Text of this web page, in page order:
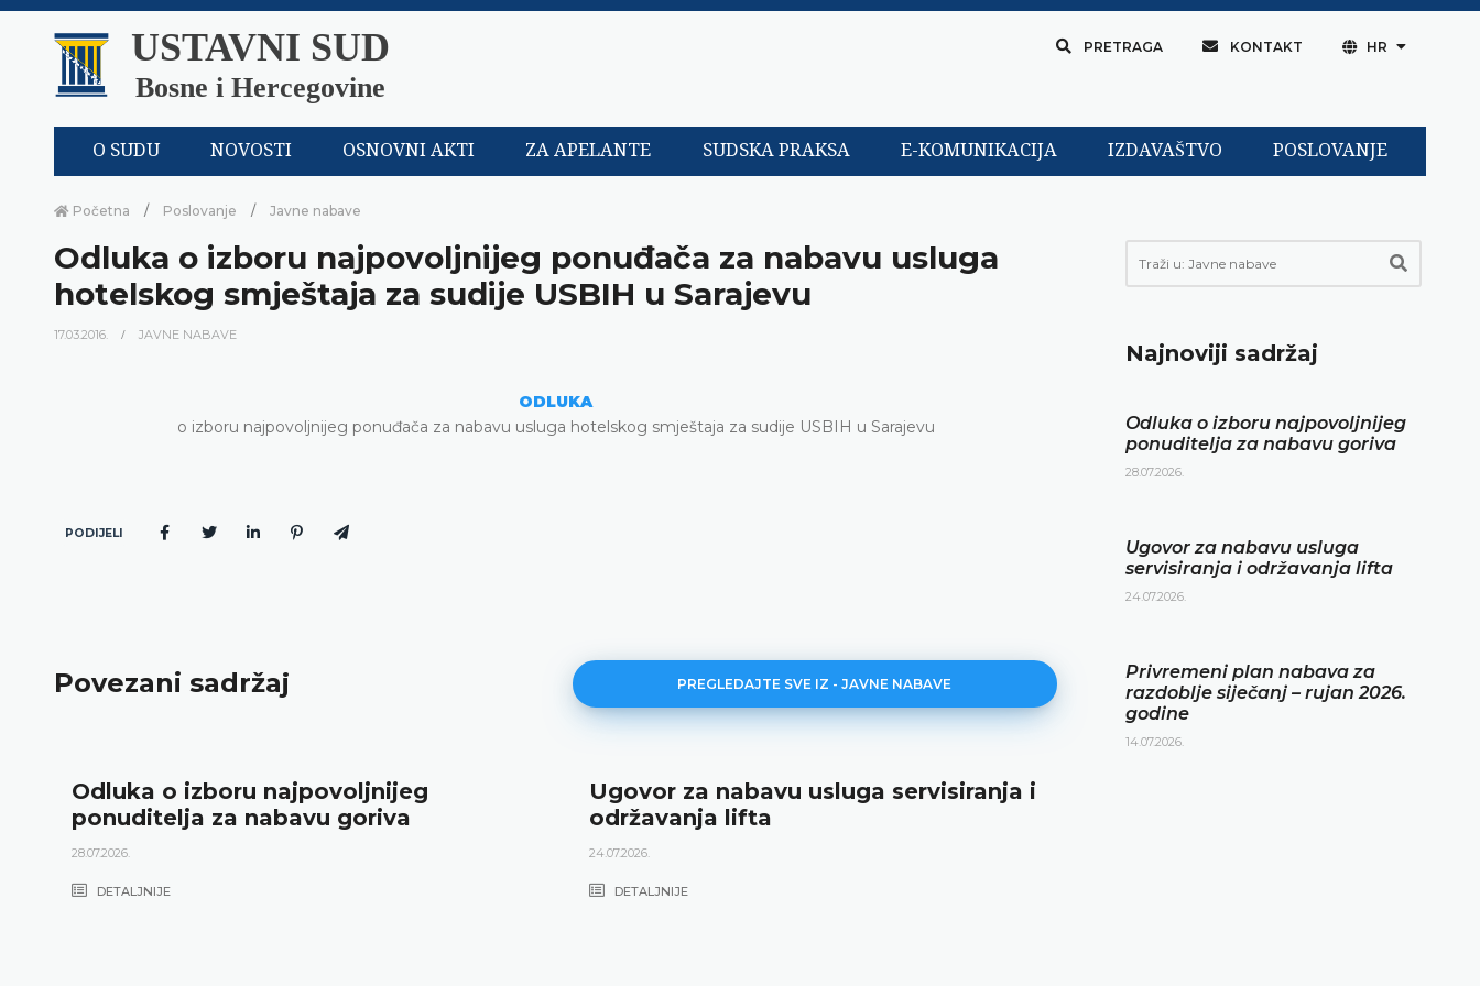
USTAVNI SUD
Bosne i Hercegovine
PRETRAGA KONTAKT HR
O SUDU NOVOSTI OSNOVNI AKTI ZA APELANTE SUDSKA PRAKSA E-KOMUNIKACIJA IZDAVAŠTVO POSLOVANJE
Početna Poslovanje Javne nabave
Odluka o izboru najpovoljnijeg ponuđača za nabavu usluga
hotelskog smještaja za sudije USBIH u Sarajevu
17.03.2016. JAVNE NABAVE
ODLUKA
o izboru najpovoljnijeg ponuđača za nabavu usluga hotelskog smještaja za sudije USBIH u Sarajevu
PODIJELI
Povezani sadržaj PREGLEDAJTE SVE IZ - JAVNE NABAVE
Odluka o izboru najpovoljnijeg
ponuditelja za nabavu goriva
28.07.2026.
DETALJNIJE
Ugovor za nabavu usluga servisiranja i
održavanja lifta
24.07.2026.
DETALJNIJE
Najnoviji sadržaj
Odluka o izboru najpovoljnijeg
ponuditelja za nabavu goriva
28.07.2026.
Ugovor za nabavu usluga
servisiranja i održavanja lifta
24.07.2026.
Privremeni plan nabava za
razdoblje siječanj – rujan 2026.
godine
14.07.2026.